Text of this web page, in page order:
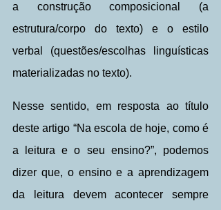
a construção composicional (a
estrutura/corpo do texto) e o estilo
verbal (questões/escolhas linguísticas
materializadas no texto).
Nesse sentido, em resposta ao título
deste artigo “Na escola de hoje, como é
a leitura e o seu ensino?”, podemos
dizer que, o ensino e a aprendizagem
da leitura devem acontecer sempre